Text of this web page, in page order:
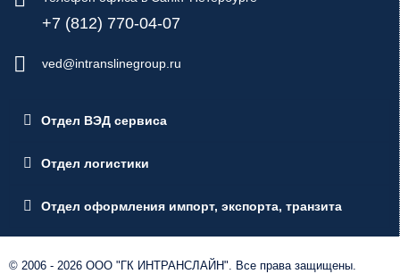
+7 (812) 770-04-07
ved@intranslinegroup.ru
Отдел ВЭД сервиса
Отдел логистики
Отдел оформления импорт, экспорта, транзита
© 2006 - 2026 ООО "ГК ИНТРАНСЛАЙН". Все права защищены.